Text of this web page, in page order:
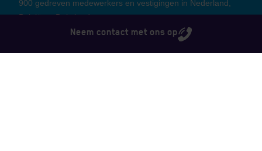
Neem contact met ons op
machinebouw
900 gedreven medewerkers en vestigingen in Nederland,
België en Duitsland.